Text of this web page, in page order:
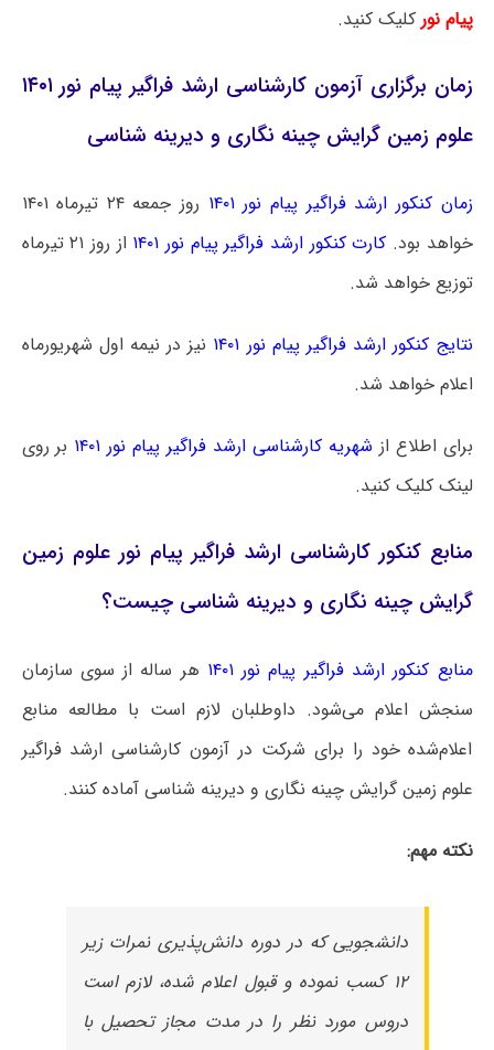
پیام نورکلیک کنید.
زمان برگزاری آزمون کارشناسی ارشد فراگیر پیام نور ۱۴۰۱
علوم زمین گرایش چینه نگاری و دیرینه شناسی
زمان کنکور ارشد فراگیر پیام نور ۱۴۰۱
روز جمعه ۲۴ تیرماه ۱۴۰۱
خواهد بود. کارت کنکور ارشد فراگیر پیام نور ۱۴۰۱
از روز ۲۱ تیرماه
توزیع خواهد شد.
نتایج کنکور ارشد فراگیر پیام نور ۱۴۰۱
نیز در نیمه اول شهریورماه
اعلام خواهد شد.
برای اطلاع از شهریه کارشناسی ارشد فراگیر پیام نور ۱۴۰۱
بر روی
لینک کلیک کنید.
منابع کنکور کارشناسی ارشد فراگیر پیام نور علوم زمین
گرایش چینه نگاری و دیرینه شناسی چیست؟
منابع کنکور ارشد فراگیر پیام نور ۱۴۰۱
هر ساله از سوی سازمان
سنجش اعلام می‌شود. داوطلبان لازم است با مطالعه منابع
اعلام‌شده خود را برای شرکت در آزمون کارشناسی ارشد فراگیر
علوم زمین گرایش چینه نگاری و دیرینه شناسی آماده کنند.
نکته مهم:
دانشجویی که در دوره دانش‌پذیری نمرات زیر
۱۲ کسب نموده و قبول اعلام شده، لازم است
دروس مورد نظر را در مدت مجاز تحصیل با